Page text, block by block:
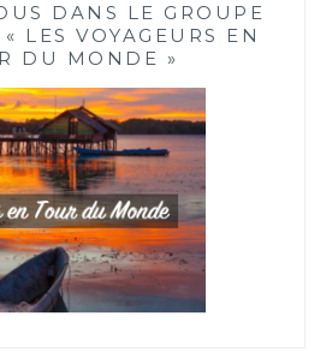
DANS LE GROUPE
LES VOYAGEURS EN
DU MONDE »